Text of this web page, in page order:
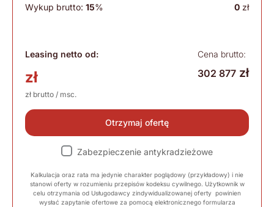
Wykup brutto: 15% 0 zł
Leasing netto od:
zł
zł brutto / msc.
Cena brutto:
302 877 zł
Otrzymaj ofertę
Zabezpieczenie antykradzieżowe
Kalkulacja oraz rata ma jedynie charakter poglądowy (przykładowy) i nie
stanowi oferty w rozumieniu przepisów kodeksu cywilnego. Użytkownik w
celu otrzymania od Usługodawcy zindywidualizowanej oferty powinien
wysłać zapytanie ofertowe za pomocą elektronicznego formularza